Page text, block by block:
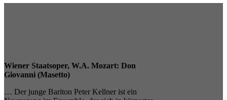
Wiener Staatsoper, W.A. Mozart: Don
Giovanni (Masetto)
… Der junge Bariton Peter Kellner ist ein